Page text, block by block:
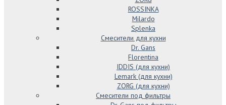
ROSSINKA
Milardo
Splenka
Смесители для кухни
Dr. Gans
Florentina
IDDIS (для кухни)
Lemark (для кухни)
ZORG (для кухни)
Смесители под фильтры